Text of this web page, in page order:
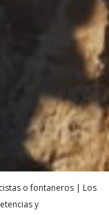
o fontaneros | Los
y